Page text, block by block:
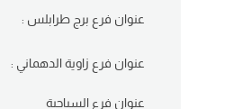
عنوان فرع برج طرابلس :
عنوان فرع زاوية الدهماني :
عنوان فرع السياحية